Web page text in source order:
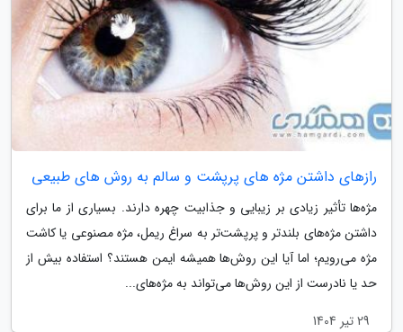
رازهای داشتن مژه های پرپشت و سالم به روش های طبیعی
مژه‌ها تأثیر زیادی بر زیبایی و جذابیت چهره دارند. بسیاری از ما برای
داشتن مژه‌های بلندتر و پرپشت‌تر به سراغ ریمل، مژه مصنوعی یا کاشت
مژه می‌رویم؛ اما آیا این روش‌ها همیشه ایمن هستند؟ استفاده بیش از
حد یا نادرست از این روش‌ها می‌تواند به مژه‌های...
29 تیر 1404